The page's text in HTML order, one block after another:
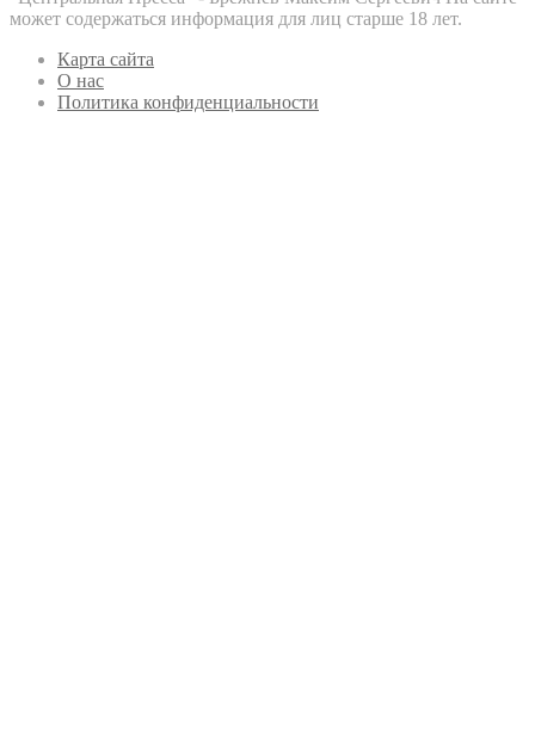
может содержаться информация для лиц старше 18 лет.
Карта сайта
О нас
Политика конфиденциальности